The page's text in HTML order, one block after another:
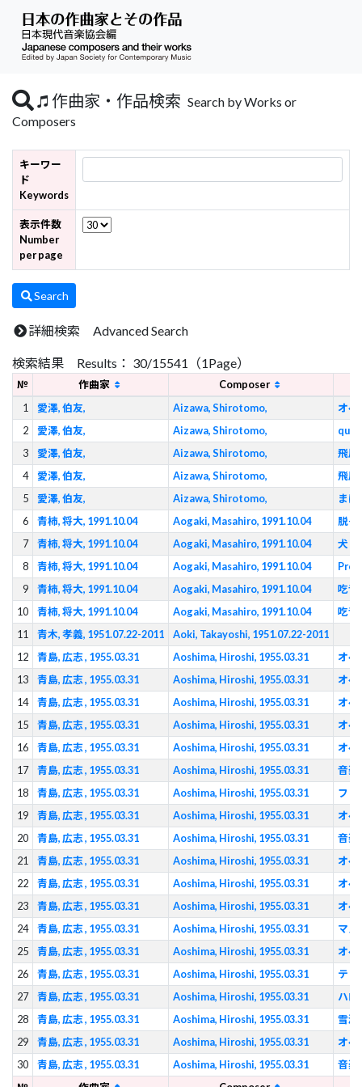
作曲家・作品検索 Search by Works or
Composers
キーワー
ド
Keywords
表示件数
Number
per page
Search
詳細検索 Advanced Search
検索結果 Results： 30/15541（1Page）
№ 作曲家
Composer
1
愛澤, 伯友, Aizawa, Shirotomo,
オ
2
愛澤, 伯友, Aizawa, Shirotomo,
quo
3
愛澤, 伯友, Aizawa, Shirotomo,
飛鳳
4
愛澤, 伯友, Aizawa, Shirotomo,
飛鳳
5
愛澤, 伯友, Aizawa, Shirotomo,
ま
6
青柿, 将大, 1991.10.04 Aogaki, Masahiro, 1991.10.04
脱—
7
青柿, 将大, 1991.10.04 Aogaki, Masahiro, 1991.10.04
犬
8
青柿, 将大, 1991.10.04 Aogaki, Masahiro, 1991.10.04
9
青柿, 将大, 1991.10.04 Aogaki, Masahiro, 1991.10.04
吃音
10
青柿, 将大, 1991.10.04 Aogaki, Masahiro, 1991.10.04
吃音
11
青木, 孝義, 1951.07.22-2011
Aoki, Takayoshi, 1951.07.22-2011
12
青島, 広志 , 1955.03.31 Aoshima, Hiroshi, 1955.03.31
オペ
13
青島, 広志 , 1955.03.31 Aoshima, Hiroshi, 1955.03.31
オ
14
青島, 広志 , 1955.03.31 Aoshima, Hiroshi, 1955.03.31
オペ
15
青島, 広志 , 1955.03.31 Aoshima, Hiroshi, 1955.03.31
オペ
16
青島, 広志 , 1955.03.31 Aoshima, Hiroshi, 1955.03.31
オペ
17
青島, 広志 , 1955.03.31 Aoshima, Hiroshi, 1955.03.31
音楽
18
青島, 広志 , 1955.03.31 Aoshima, Hiroshi, 1955.03.31
ファ
19
青島, 広志 , 1955.03.31 Aoshima, Hiroshi, 1955.03.31
オ
20
青島, 広志 , 1955.03.31 Aoshima, Hiroshi, 1955.03.31
音楽
21
青島, 広志 , 1955.03.31 Aoshima, Hiroshi, 1955.03.31
オペ
22
青島, 広志 , 1955.03.31 Aoshima, Hiroshi, 1955.03.31
オペ
23
青島, 広志 , 1955.03.31 Aoshima, Hiroshi, 1955.03.31
オペ
24
青島, 広志 , 1955.03.31 Aoshima, Hiroshi, 1955.03.31
マス
25
青島, 広志 , 1955.03.31 Aoshima, Hiroshi, 1955.03.31
オペ
26
青島, 広志 , 1955.03.31 Aoshima, Hiroshi, 1955.03.31
テレ
27
青島, 広志 , 1955.03.31 Aoshima, Hiroshi, 1955.03.31
ハロ
28
青島, 広志 , 1955.03.31 Aoshima, Hiroshi, 1955.03.31
雪渡
29
青島, 広志 , 1955.03.31 Aoshima, Hiroshi, 1955.03.31
オペ
30
青島, 広志 , 1955.03.31 Aoshima, Hiroshi, 1955.03.31
音楽